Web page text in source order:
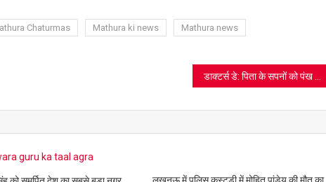
Chaturmas Mathura ki news
Mathura news
लखनऊ में पुलिस कस्टडी में मोहित पांडेय की मौत का